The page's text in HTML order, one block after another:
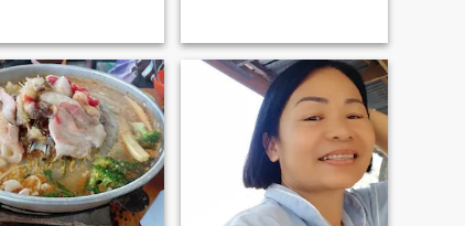
family.